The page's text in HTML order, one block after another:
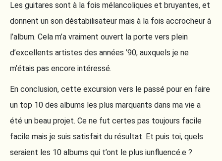
Les guitares sont à la fois mélancoliques et bruyantes, et
donnent un son déstabilisateur mais à la fois accrocheur à
l’album. Cela m’a vraiment ouvert la porte vers plein
d’excellents artistes des années ’90, auxquels je ne
m’étais pas encore intéressé.
En conclusion, cette excursion vers le passé pour en faire
un top 10 des albums les plus marquants dans ma vie a
été un beau projet. Ce ne fut certes pas toujours facile
facile mais je suis satisfait du résultat. Et puis toi, quels
seraient les 10 albums qui t’ont le plus iunfluencé.e ?